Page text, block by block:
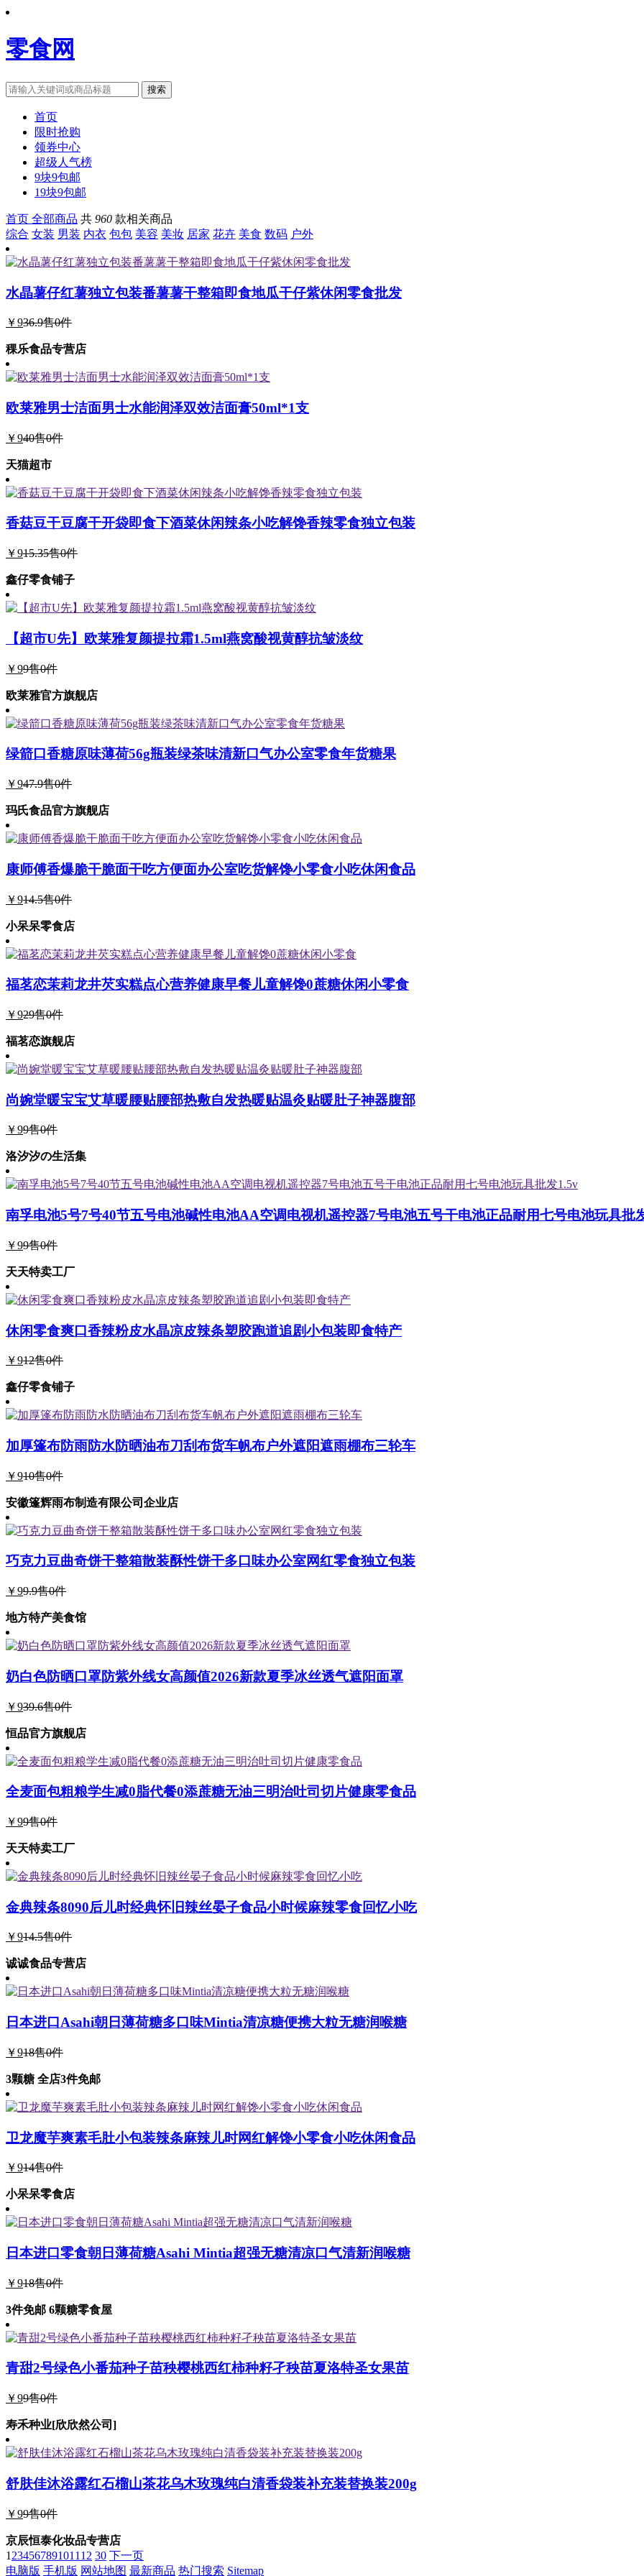
零食网
搜索
首页
限时抢购
领券中心
超级人气榜
9块9包邮
19块9包邮
首页 全部商品 共 960 款相关商品
综合 女装 男装 内衣 包包 美容 美妆 居家 花卉 美食 数码 户外
水晶薯仔红薯独立包装番薯薯干整箱即食地瓜干仔紫休闲零食批发
￥936.9售0件
稞乐食品专营店
欧莱雅男士洁面男士水能润泽双效洁面膏50ml*1支
￥940售0件
天猫超市
香菇豆干豆腐干开袋即食下酒菜休闲辣条小吃解馋香辣零食独立包装
￥915.35售0件
鑫仔零食铺子
【超市U先】欧莱雅复颜提拉霜1.5ml燕窝酸视黄醇抗皱淡纹
￥99售0件
欧莱雅官方旗舰店
绿箭口香糖原味薄荷56g瓶装绿茶味清新口气办公室零食年货糖果
￥947.9售0件
玛氏食品官方旗舰店
康师傅香爆脆干脆面干吃方便面办公室吃货解馋小零食小吃休闲食品
￥914.5售0件
小呆呆零食店
福茗恋茉莉龙井芡实糕点心营养健康早餐儿童解馋0蔗糖休闲小零食
￥929售0件
福茗恋旗舰店
尚婉堂暖宝宝艾草暖腰贴腰部热敷自发热暖贴温灸贴暖肚子神器腹部
￥99售0件
洛汐汐の生活集
南孚电池5号7号40节五号电池碱性电池AA空调电视机遥控器7号电池五号干电池正品耐用七号电池玩具批
￥99售0件
天天特卖工厂
休闲零食爽口香辣粉皮水晶凉皮辣条塑胶跑道追剧小包装即食特产
￥912售0件
鑫仔零食铺子
加厚篷布防雨防水防晒油布刀刮布货车帆布户外遮阳遮雨棚布三轮车
￥910售0件
安徽篷辉雨布制造有限公司企业店
巧克力豆曲奇饼干整箱散装酥性饼干多口味办公室网红零食独立包装
￥99.9售0件
地方特产美食馆
奶白色防晒口罩防紫外线女高颜值2026新款夏季冰丝透气遮阳面罩
￥939.6售0件
恒品官方旗舰店
全麦面包粗粮学生减0脂代餐0添蔗糖无油三明治吐司切片健康零食品
￥99售0件
天天特卖工厂
金典辣条8090后儿时经典怀旧辣丝晏子食品小时候麻辣零食回忆小吃
￥914.5售0件
诚诚食品专营店
日本进口Asahi朝日薄荷糖多口味Mintia清凉糖便携大粒无糖润喉糖
￥918售0件
3颗糖 全店3件免邮
卫龙魔芋爽素毛肚小包装辣条麻辣儿时网红解馋小零食小吃休闲食品
￥914售0件
小呆呆零食店
日本进口零食朝日薄荷糖Asahi Mintia超强无糖清凉口气清新润喉糖
￥918售0件
3件免邮 6颗糖零食屋
青甜2号绿色小番茄种子苗秧樱桃西红柿种籽孑秧苗夏洛特圣女果苗
￥99售0件
寿禾种业[欣欣然公司]
舒肤佳沐浴露红石榴山茶花乌木玫瑰纯白清香袋装补充装替换装200g
￥99售0件
京辰恒泰化妆品专营店
1 234567891011 12 30 下一页
电脑版 手机版 网站地图 最新商品 热门搜索 Sitemap